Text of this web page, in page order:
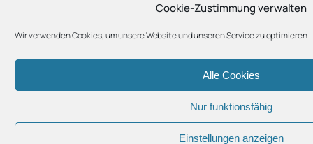
Cookie-Zustimmung verwalten
Wir verwenden Cookies, um unsere Website und unseren Service zu optimieren.
Alle Cookies
Nur funktionsfähig
Einstellungen anzeigen